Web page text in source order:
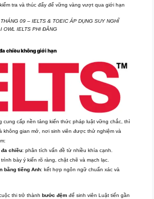
tra và thúc đẩy để vững vàng vượt qua giới hạn
09 – IELTS & TOEIC ÁP DỤNG SUY NGHĨ
OWL IELTS PHI ĐẰNG
chiều không giới hạn
cung cấp nền tảng kiến thức pháp luật vững chắc, thì
không gian mở, nơi sinh viên được thử nghiệm và
đa chiều: phân tích vấn đề từ nhiều khía cạnh.
trình bày ý kiến rõ ràng, chặt chẽ và mạch lạc.
bằng tiếng Anh: kết hợp ngôn ngữ chuẩn xác và
thi trở thành bước đệm để sinh viên Luật tiến gần